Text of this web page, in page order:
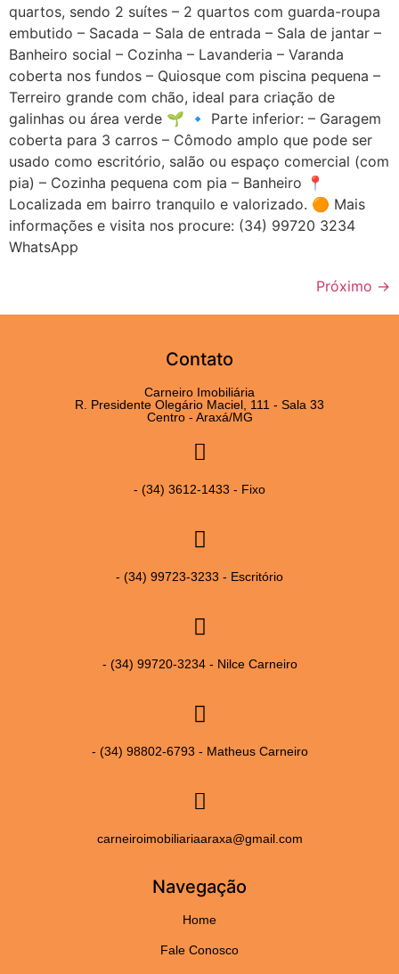
quartos, sendo 2 suítes – 2 quartos com guarda-roupa
embutido – Sacada – Sala de entrada – Sala de jantar –
Banheiro social – Cozinha – Lavanderia – Varanda
coberta nos fundos – Quiosque com piscina pequena –
Terreiro grande com chão, ideal para criação de
galinhas ou área verde 🌱 🔹 Parte inferior: – Garagem
coberta para 3 carros – Cômodo amplo que pode ser
usado como escritório, salão ou espaço comercial (com
pia) – Cozinha pequena com pia – Banheiro 📍
Localizada em bairro tranquilo e valorizado. 🟠 Mais
informações e visita nos procure: (34) 99720 3234
WhatsApp
Próximo →
Contato
Carneiro Imobiliária
R. Presidente Olegário Maciel, 111 - Sala 33
Centro - Araxá/MG
- (34) 3612-1433 - Fixo
- (34) 99723-3233 - Escritório
- (34) 99720-3234 - Nilce Carneiro
- (34) 98802-6793 - Matheus Carneiro
carneiroimobiliariaaraxa@gmail.com
Navegação
Home
Fale Conosco